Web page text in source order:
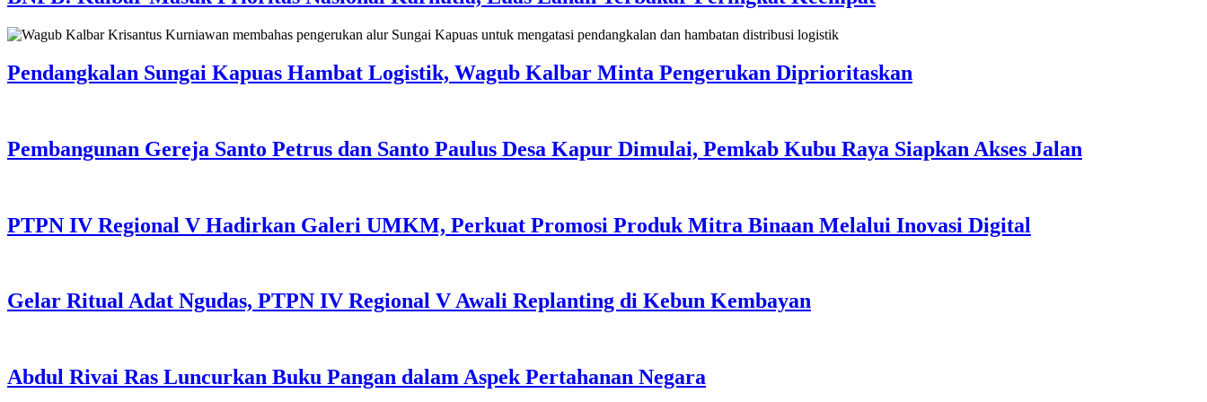
Pendangkalan Sungai Kapuas Hambat Logistik, Wagub Kalbar Minta Pengerukan Diprioritaskan
Pembangunan Gereja Santo Petrus dan Santo Paulus Desa Kapur Dimulai, Pemkab Kubu Raya Siapkan Akses Jalan
PTPN IV Regional V Hadirkan Galeri UMKM, Perkuat Promosi Produk Mitra Binaan Melalui Inovasi Digital
Gelar Ritual Adat Ngudas, PTPN IV Regional V Awali Replanting di Kebun Kembayan
Abdul Rivai Ras Luncurkan Buku Pangan dalam Aspek Pertahanan Negara